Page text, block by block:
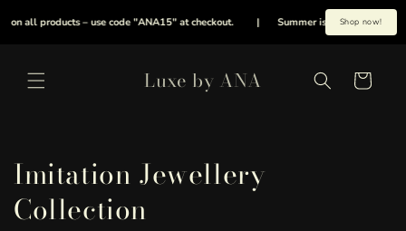
products – use code "ANA15" at checkout. | Summer is here early, cool
Shop now!
ンツに
Luxe by ANA
ー
コ
レ
Imitation Jewellery
Collection